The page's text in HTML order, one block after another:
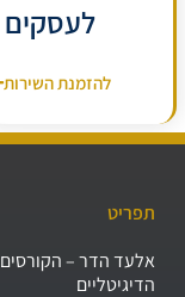
לעסקים
להזמנת השירות
תפריט
אלעד הדר – הקורסים
הדיגיטליים